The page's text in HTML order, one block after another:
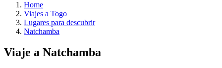
Home
Viajes a Togo
Lugares para descubrir
Natchamba
Viaje a Natchamba